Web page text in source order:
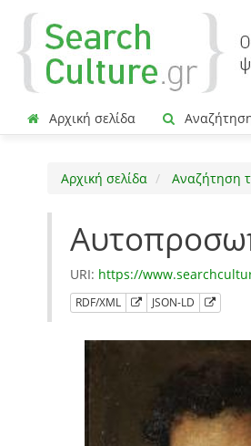
Αρχική σελίδα
Αρχική σελίδα Αναζήτηση
URI: https://
RDF/XML JSON-LD